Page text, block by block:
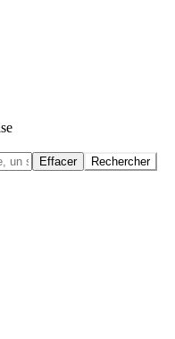
Effacer Rechercher